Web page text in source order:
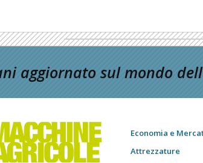
aggiornato sul mondo
Economia e
Attrezzature